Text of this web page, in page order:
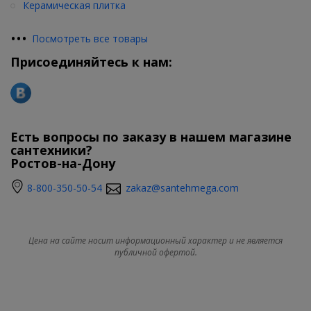
Керамическая плитка
••• Посмотреть все товары
Присоединяйтесь к нам:
Есть вопросы по заказу в нашем магазине
сантехники?
Ростов-на-Дону
8-800-350-50-54 zakaz@santehmega.com
Цена на сайте носит информационный характер и не является
публичной офертой.